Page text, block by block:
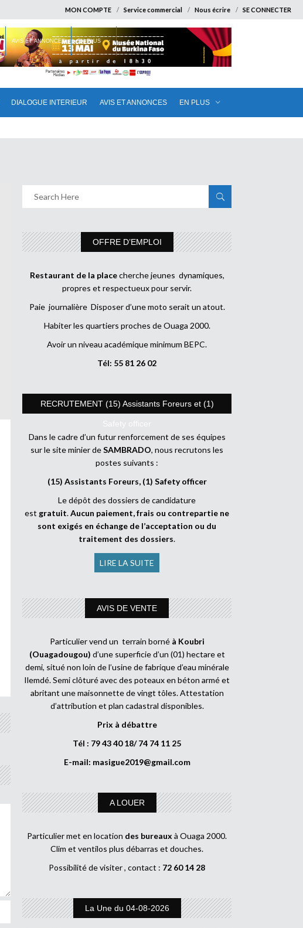
MON COMPTE Service commercial Nous écrire SE CONNECTER
DIALOGUE INTERIEUR AVIS ET ANNONCES EN PLUS
AVIS ET ANNONCES EN PLUS
OFFRE D’EMPLOI
Restaurant de la placecherche jeunes dynamiques,
propres et respectueux pour servir.
Paie journalière Disposer d’une moto serait un atout.
Habiter les quartiers proches de Ouaga 2000.
Avoir un niveau académique minimum BEPC.
Tél: 55 81 26 02
RECRUTEMENT (15) Assistants Foreurs et (1)
Safety officer
Dans le cadre d’un futur renforcement de ses équipes
sur le site minier deSAMBRADO, nous recrutons les
postes suivants :
(15) Assistants Foreurs, (1) Safety officer
Le dépôt des dossiers de candidature
est gratuit.Aucun paiement, frais ou contrepartie ne
sont exigés en échange de l’acceptation ou du
traitement des dossiers.
LIRE LA SUITE
AVIS DE VENTE
Particulier vend un terrain borné à Koubri
(Ouagadougou) d’une superficie d’un (01) hectare et
demi, situé non loin de l’usine de fabrique d’eau minérale
Ilemdé. Semi clôturé avec des poteaux en béton armé et
abritant une maisonnette de vingt tôles. Attestation
d’attribution et plan cadastral disponibles.
Prix à débattre
Tél : 79 43 40 18/ 74 74 11 25
E-mail: masigue2019@gmail.com
A LOUER
Particulier met en location des bureaux à Ouaga 2000.
Clim et ventilos plus débarras et douches.
Possibilité de visiter , contact : 72 60 14 28
La Une du 04-08-2026